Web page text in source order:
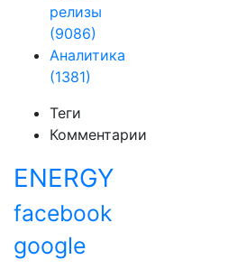
релизы
(9086)
Аналитика
(1381)
Теги
Комментарии
ENERGY
facebook
google